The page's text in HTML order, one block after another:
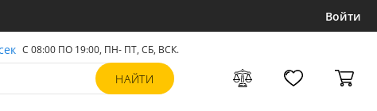
Войти
С 08:00 ПО 19:00, ПН- ПТ, СБ, ВСК.